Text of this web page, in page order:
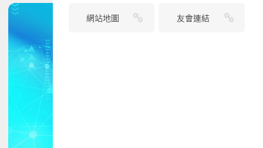
網站地圖 友會連結